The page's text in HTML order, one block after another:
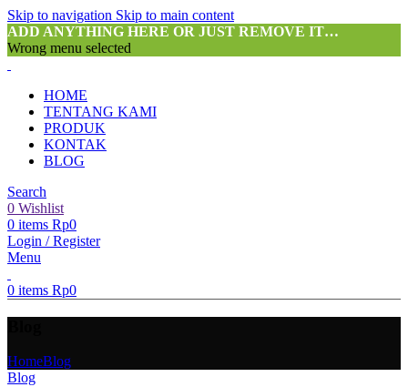
Skip to navigation Skip to main content
ADD ANYTHING HERE OR JUST REMOVE IT…
Wrong menu selected
HOME
TENTANG KAMI
PRODUK
KONTAK
BLOG
Search
0 Wishlist
0 items Rp0
Login / Register
Menu
0 items Rp0
HomeBlog
Blog